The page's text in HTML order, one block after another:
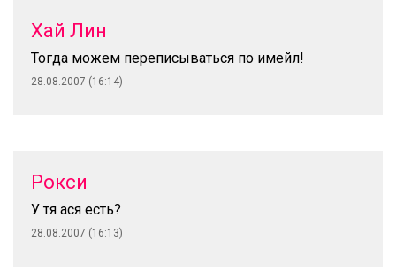
Хай Лин
Тогда можем переписываться по имейл!
28.08.2007 (16:14)
Рокси
У тя ася есть?
28.08.2007 (16:13)